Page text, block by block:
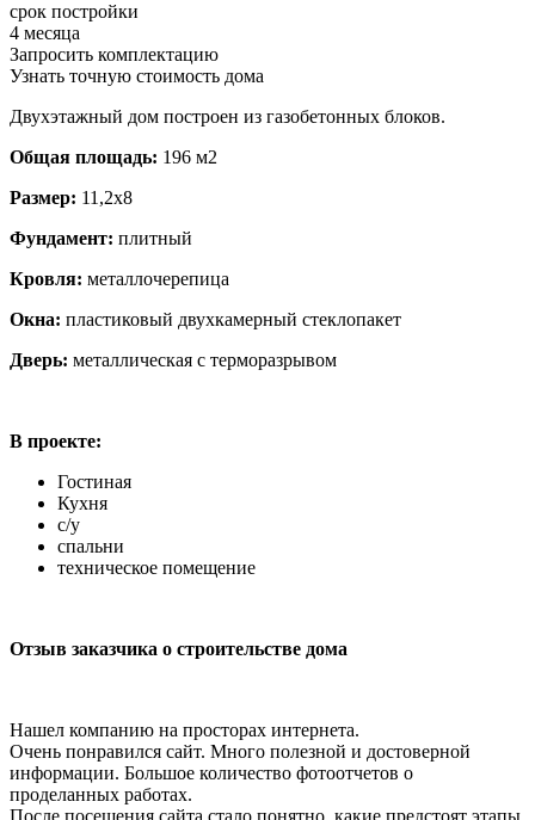
срок постройки
4 месяца
Запросить комплектацию
Узнать точную стоимость дома
Двухэтажный дом построен из газобетонных блоков.
Общая площадь: 196 м2
Размер: 11,2х8
Фундамент: плитный
Кровля: металлочерепица
Окна: пластиковый двухкамерный стеклопакет
Дверь: металлическая с терморазрывом
В проекте:
Гостиная
Кухня
с/у
спальни
техническое помещение
Отзыв заказчика о строительстве дома
Нашел компанию на просторах интернета.
Очень понравился сайт. Много полезной и достоверной
информации. Большое количество фотоотчетов о
проделанных работах.